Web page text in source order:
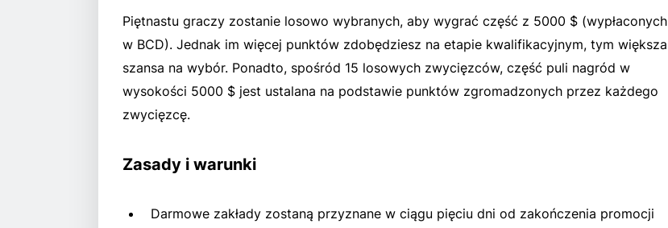
Piętnastu graczy zostanie losowo wybranych, aby wygrać część z 5000 $ (wypłaconych
w BCD). Jednak im więcej punktów zdobędziesz na etapie kwalifikacyjnym, tym większa
szansa na wybór. Ponadto, spośród 15 losowych zwycięzców, część puli nagród w
wysokości 5000 $ jest ustalana na podstawie punktów zgromadzonych przez każdego
zwycięzcę.
Zasady i warunki
Darmowe zakłady zostaną przyznane w ciągu pięciu dni od zakończenia promocji